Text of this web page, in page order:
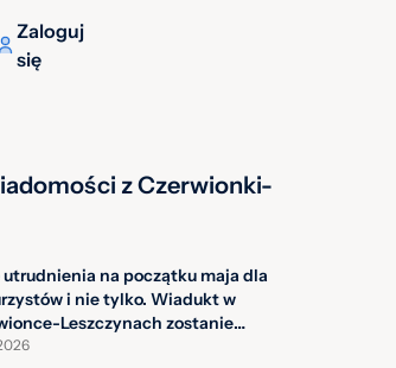
Zaloguj
się
z Czerwionki-
utrudnienia na początku maja dla
i nie tylko. Wiadukt w
Leszczynach zostanie